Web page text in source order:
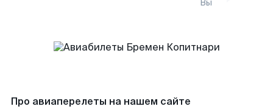
Вы
Про авиаперелеты на нашем сайте